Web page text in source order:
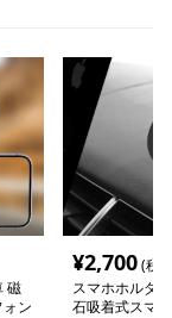
磁
ン
¥2,700(税
スマホホルダ
石吸着式スマ